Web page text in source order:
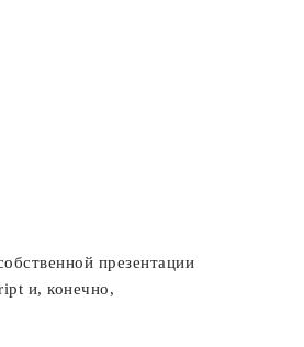
презентации
и, конечно,